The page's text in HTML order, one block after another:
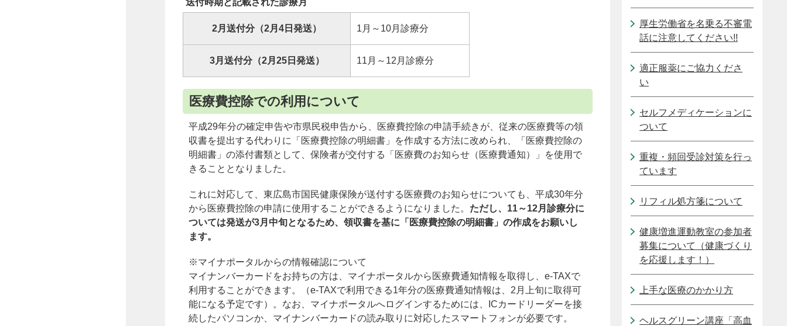
送付時期と記載された診療月
2月送付分（2月4日発送） 1月～10月診療分
3月送付分（2月25日発送） 11月～12月診療分
医療費控除での利用について
平成29年分の確定申告や市県民税申告から、医療費控除の申請手続きが、従来の医療費等の領
収書を提出する代わりに「医療費控除の明細書」を作成する方法に改められ、「医療費控除の
明細書」の添付書類として、保険者が交付する「医療費のお知らせ（医療費通知）」を使用で
きることとなりました。
これに対応して、東広島市国民健康保険が送付する医療費のお知らせについても、平成30年分
から医療費控除の申請に使用することができるようになりました。 ただし、11～12月診療分に
ついては発送が3月中旬となるため、領収書を基に「医療費控除の明細書」の作成をお願いし
ます。
※マイナポータルからの情報確認について
マイナンバーカードをお持ちの方は、マイナポータルから医療費通知情報を取得し、e-TAXで
利用することができます。（e-TAXで利用できる1年分の医療費通知情報は、2月上旬に取得可
能になる予定です）。なお、マイナポータルへログインするためには、ICカードリーダーを接
続したパソコンか、マイナンバーカードの読み取りに対応したスマートフォンが必要です。
厚生労働省を名乗る不審電
話に注意してください!!
適正服薬にご協力くださ
い
セルフメディケーションに
ついて
重複・頻回受診対策を行っ
ています
リフィル処方箋について
健康増進運動教室の参加者
募集について（健康づくり
を応援します！）
上手な医療のかかり方
ヘルスグリーン講座「高血